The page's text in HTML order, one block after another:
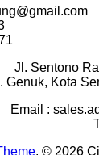
Jl. Sentono
Genuk, Kota
Email :
. © 2026